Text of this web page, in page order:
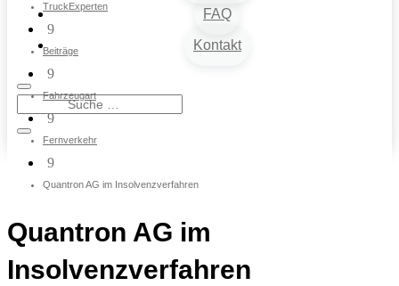
FAQ
Kontakt
TruckExperten
9
Beiträge
9
Fahrzeugart
9
Fernverkehr
9
Quantron AG im Insolvenzverfahren
Quantron AG im
Insolvenzverfahren